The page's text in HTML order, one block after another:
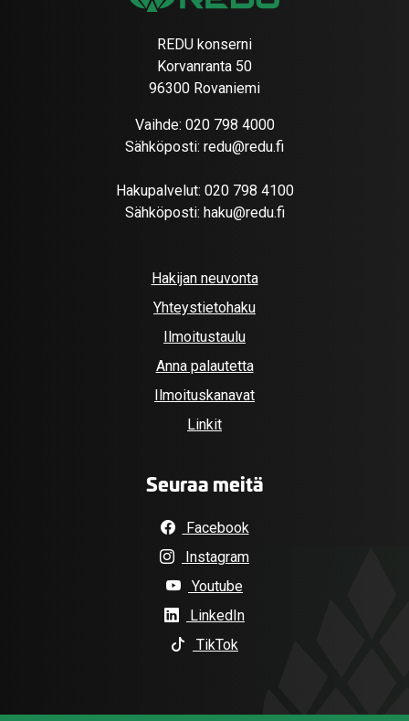
REDU konserni
Korvanranta 50
96300 Rovaniemi
Vaihde: 020 798 4000
Sähköposti: redu@redu.fi
Hakupalvelut: 020 798 4100
Sähköposti: haku@redu.fi
Hakijan neuvonta
Yhteystietohaku
Ilmoitustaulu
Anna palautetta
Ilmoituskanavat
Linkit
Seuraa meitä
Facebook
Instagram
Youtube
LinkedIn
TikTok